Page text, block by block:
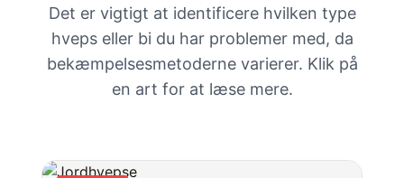
Det er vigtigt at identificere hvilken type
hveps eller bi du har problemer med, da
bekæmpelsesmetoderne varierer. Klik på
en art for at læse mere.